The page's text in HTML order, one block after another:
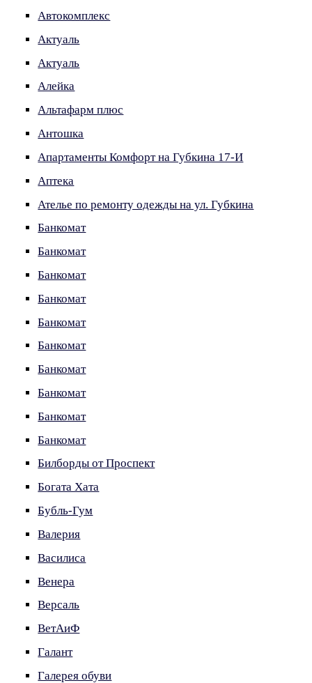
Автокомплекс
Актуаль
Актуаль
Алейка
Альтафарм плюс
Антошка
Апартаменты Комфорт на Губкина 17-И
Аптека
Ателье по ремонту одежды на ул. Губкина
Банкомат
Банкомат
Банкомат
Банкомат
Банкомат
Банкомат
Банкомат
Банкомат
Банкомат
Банкомат
Билборды от Проспект
Богата Хата
Бубль-Гум
Валерия
Василиса
Венера
Версаль
ВетАиФ
Галант
Галерея обуви